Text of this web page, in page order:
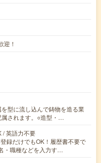
迎！
型に流し込んで鋳物を造る業
されます。○造型・…
/ 英語力不要
録だけでもOK！履歴書不要で
・職種などを入力す…